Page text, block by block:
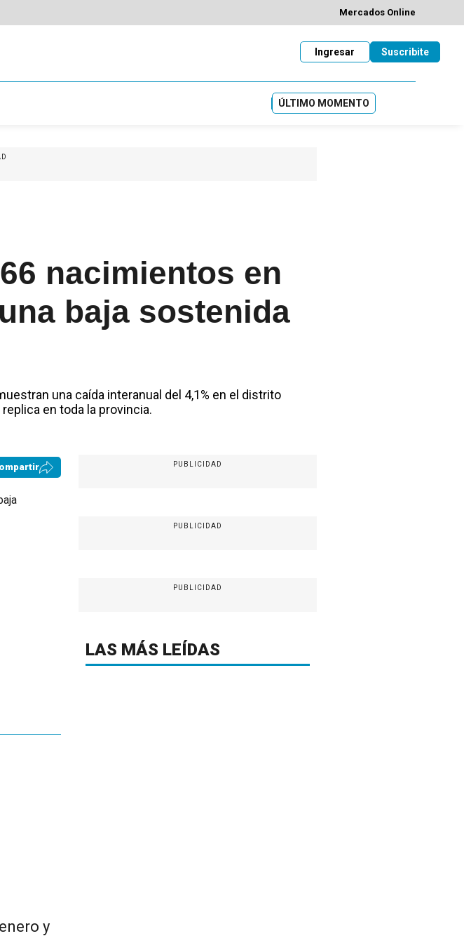
Mercados Online
Suscribite
Ingresar
ÚLTIMO MOMENTO
nacimientos en
baja sostenida
una caída interanual del 4,1% en el distrito
en toda la provincia.
y
PUBLICIDAD
PUBLICIDAD
PUBLICIDAD
LAS MÁS LEÍDAS